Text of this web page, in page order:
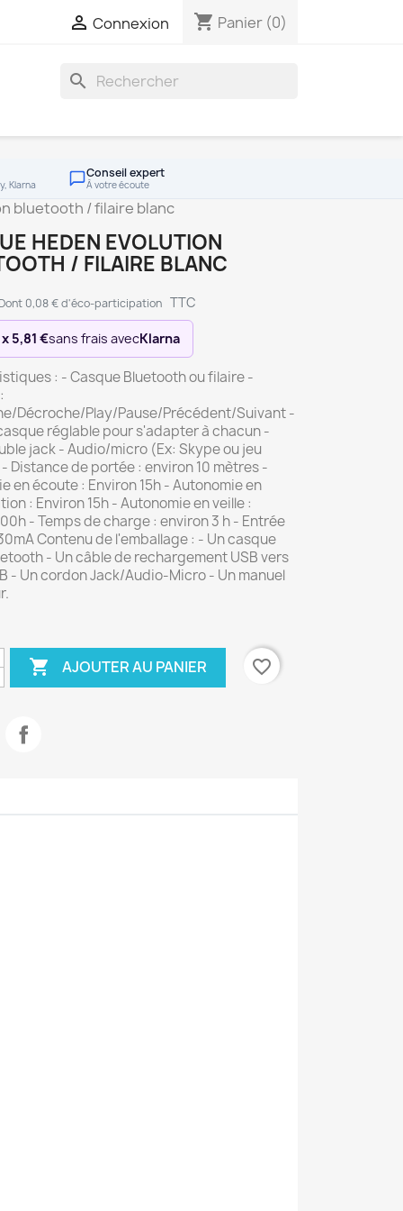
 Connexion shopping_cart Panier (0)
search
Klarna
Conseil expert
À votre écoute
bluetooth / filaire blanc
HEDEN EVOLUTION
/ FILAIRE BLANC
Dont 0,08 € d'éco-participation TTC
5,81 €sans frais avecKlarna
: - Casque Bluetooth ou filaire -
Décroche/Play/Pause/Précédent/Suivant -
réglable pour s'adapter à chacun -
jack - Audio/micro (Ex: Skype ou jeu
Distance de portée : environ 10 mètres -
en écoute : Environ 15h - Autonomie en
: Environ 15h - Autonomie en veille :
- Temps de charge : environ 3 h - Entrée
Contenu de l'emballage : - Un casque
- Un câble de rechargement USB vers
- Un cordon Jack/Audio-Micro - Un manuel
 AJOUTER AU PANIER favorite_border